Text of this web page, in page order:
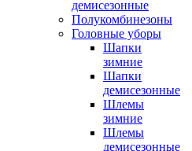
демисезонные
Полукомбинезоны
Головные уборы
Шапки
зимние
Шапки
демисезонные
Шлемы
зимние
Шлемы
демисезонные